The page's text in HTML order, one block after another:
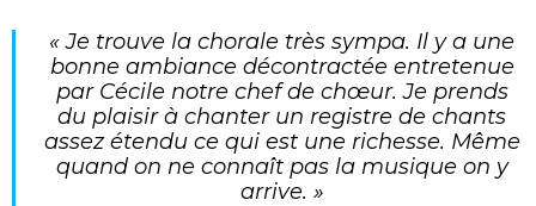
« Je trouve la chorale très sympa. Il y a une
bonne ambiance décontractée entretenue
par Cécile notre chef de chœur. Je prends
du plaisir à chanter un registre de chants
assez étendu ce qui est une richesse. Même
quand on ne connaît pas la musique on y
arrive. »